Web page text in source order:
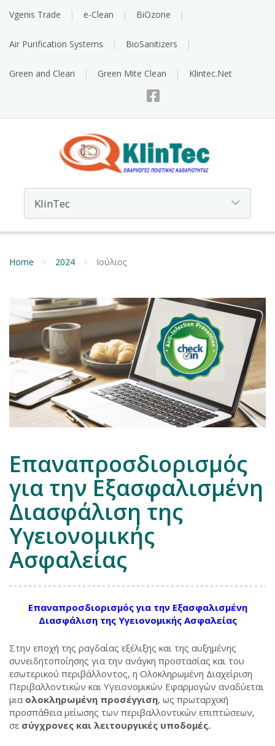
Vgenis Trade e-Clean BiOzone
Air Purification Systems BioSanitizers
Green and Clean Green Mite Clean Klintec.Net
Home 2024 Ιούλιος
Επαναπροσδιορισμός
για την Εξασφαλισμένη
Διασφάλιση της
Υγειονομικής
Ασφαλείας
Επαναπροσδιορισμός για την Εξασφαλισμένη
Διασφάλιση της Υγειονομικής Ασφαλείας
Στην εποχή της ραγδαίας εξέλιξης και της αυξημένης
συνειδητοποίησης για την ανάγκη προστασίας και του
εσωτερικού περιβάλλοντος, η Ολοκληρωμένη Διαχείριση
Περιβαλλοντικών και Υγειονομικών Εφαρμογών αναδύεται
μια ολοκληρωμένη προσέγγιση, ως πρωταρχική
προσπάθεια μείωσης των περιβαλλοντικών επιπτώσεων,
σε σύγχρονες και λειτουργικές υποδομές.